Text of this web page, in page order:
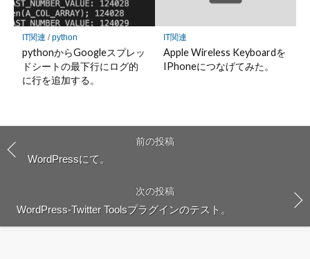
IT関連 /python
pythonからGoogleスプレッ
ドシートの最下行にログ的
に行を追加する。
IT関連
Apple Wireless Keyboardを
IPhoneにつなげてみた。
前の投稿
WordPressにて。
次の投稿
WordPress-Twitter Toolsプラグインのテスト。